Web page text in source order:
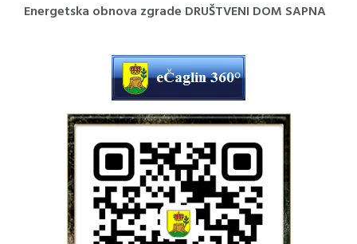
Energetska obnova zgrade DRUŠTVENI DOM SAPNA